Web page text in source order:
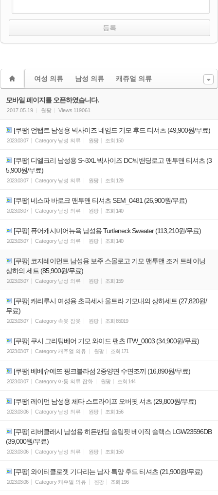
여성 의류 남성 의류 캐쥬얼 의류
모바일 페이지를 오픈하였습니다.
2017.05.19 원팡 Views 119061
[쿠팡] 언탭트 남성용 빅사이즈 네임드 기모 후드 티셔츠 (49,900원/무료)
2023.03.07 Category 남성 의류 원팡 조회 150
[쿠팡] 디엘크리 남성용 S~3XL 빅사이즈 DC빅밴딩로고 맨투맨 티셔츠 (3
5,900원/무료)
2023.03.07 Category 남성 의류 원팡 조회 129
[쿠팡] 네스파 바로크 맨투맨 티셔츠 SEM_0481 (26,900원/무료)
2023.03.07 Category 남성 의류 원팡 조회 140
[쿠팡] 퓨어캐시미어뉴욕 남성용 Turtleneck Sweater (113,210원/무료)
2023.03.07 Category 남성 의류 원팡 조회 140
[쿠팡] 코지레이먼트 남성용 보주 스몰로고 기모 맨투맨 조거 트레이닝
상하의 세트 (85,900원/무료)
2023.03.07 Category 남성 의류 원팡 조회 159
[쿠팡] 캐리루시 여성용 초극세사 울트라 기모내의 상하세트 (27,820원/
무료)
2023.03.07 Category 속옷 잠옷 원팡 조회 85019
[쿠팡] 쿠시 그리팅베어 기모 와이드 팬츠 ITW_0003 (34,900원/무료)
2023.03.07 Category 캐쥬얼 의류 원팡 조회 171
[쿠팡] 베베슈에뜨 핑크블라섬 2중양면 수면조끼 (16,890원/무료)
2023.03.07 Category 아동 의류 잡화 원팡 조회 144
[쿠팡] 레이먼 남성용 체타 스트라이프 오버핏 셔츠 (29,800원/무료)
2023.03.06 Category 남성 의류 원팡 조회 156
[쿠팡] 리버클래시 남성용 히든밴딩 슬림핏 베이직 슬랙스 LGW23596DB
(39,000원/무료)
2023.03.06 Category 남성 의류 원팡 조회 150
[쿠팡] 와이티클로젯 기다리는 남자 특양 후드 티셔츠 (21,900원/무료)
2023.03.06 Category 캐쥬얼 의류 원팡 조회 196